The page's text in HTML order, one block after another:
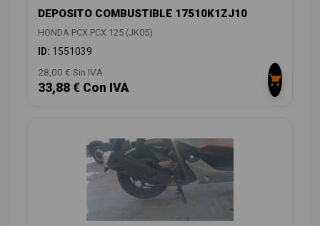
DEPOSITO COMBUSTIBLE 17510K1ZJ10
HONDA PCX PCX 125 (JK05)
ID: 1551039
28,00 € Sin IVA
33,88 € Con IVA